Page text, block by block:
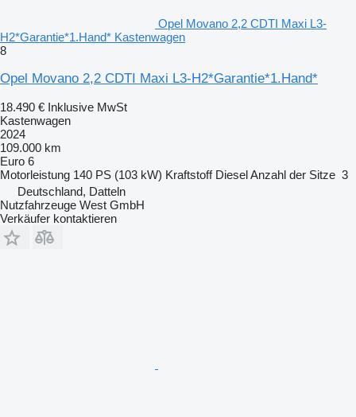
Opel Movano 2,2 CDTI Maxi L3-
H2*Garantie*1.Hand* Kastenwagen
8
Opel Movano 2,2 CDTI Maxi L3-H2*Garantie*1.Hand*
18.490 € Inklusive MwSt
Kastenwagen
2024
109.000 km
Euro 6
Motorleistung 140 PS (103 kW) Kraftstoff DieselAnzahl der Sitze 3
Deutschland, Datteln
Nutzfahrzeuge West GmbH
Verkäufer kontaktieren